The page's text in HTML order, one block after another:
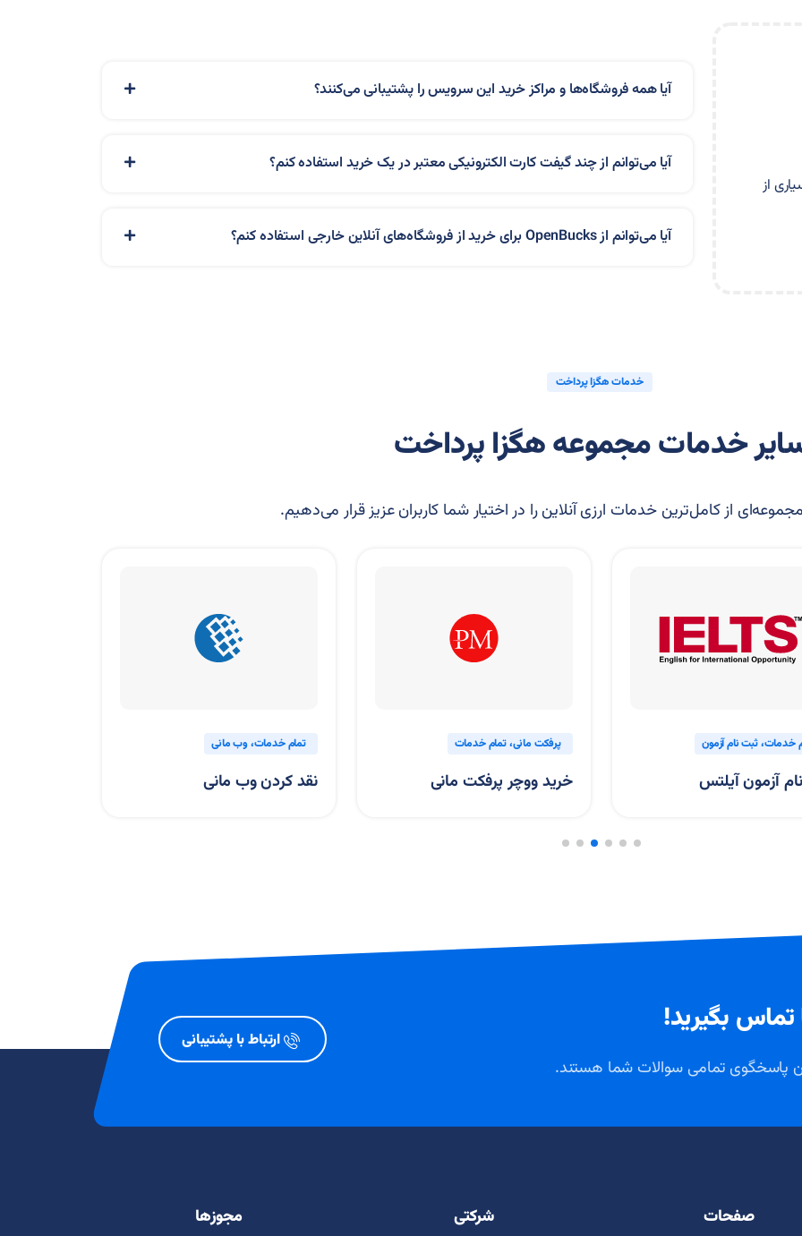
از
آیا همه فروشگاه‌ها و مراکز خرید این سرویس را پشتیبانی می‌کنند؟
آیا می‌توانم از چند گیفت کارت الکترونیکی معتبر در یک خرید استفاده کنم؟
آیا می‌توانم از OpenBucks برای خرید از فروشگاه‌های آنلاین خارجی استفاده کنم؟
خدمات هگزا پرداخت
خدمات مجموعه هگزا پرداخت
از کامل‌ترین خدمات ارزی آنلاین را در اختیار شما کاربران عزیز قرار می‌دهیم.
خرید ووچر پرفکت مانی نقد کردن وب‌ مانی
بگیرید!
پاسخگوی تمامی سوالات شما هستند.
ارتباط با پشتیبانی
صفحات شرکتی مجوزها